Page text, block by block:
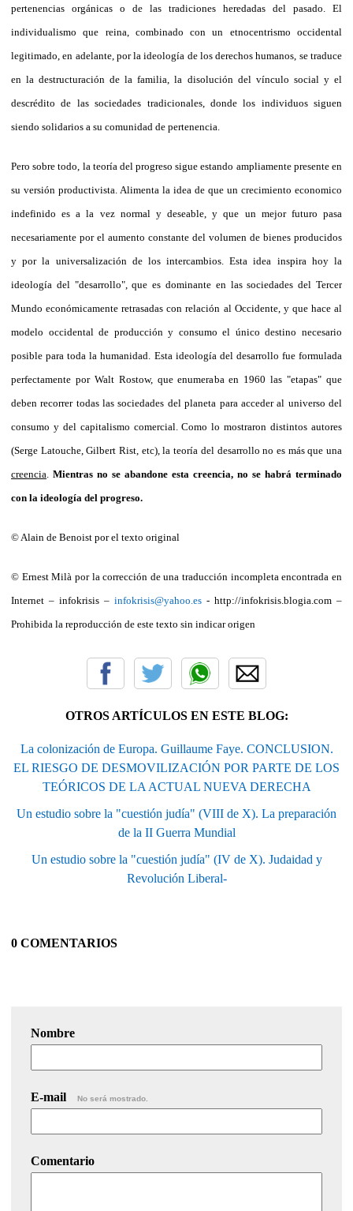
pertenencias orgánicas o de las tradiciones heredadas del pasado. El
individualismo que reina, combinado con un etnocentrismo occidental
legitimado, en adelante, por la ideología de los derechos humanos, se traduce
en la destructuración de la familia, la disolución del vínculo social y el
descrédito de las sociedades tradicionales, donde los individuos siguen
siendo solidarios a su comunidad de pertenencia.
Pero sobre todo, la teoría del progreso sigue estando ampliamente presente en
su versión productivista. Alimenta la idea de que un crecimiento economico
indefinido es a la vez normal y deseable, y que un mejor futuro pasa
necesariamente por el aumento constante del volumen de bienes producidos
y por la universalización de los intercambios. Esta idea inspira hoy la
ideología del "desarrollo", que es dominante en las sociedades del Tercer
Mundo económicamente retrasadas con relación al Occidente, y que hace al
modelo occidental de producción y consumo el único destino necesario
posible para toda la humanidad. Esta ideología del desarrollo fue formulada
perfectamente por Walt Rostow, que enumeraba en 1960 las "etapas" que
deben recorrer todas las sociedades del planeta para acceder al universo del
consumo y del capitalismo comercial. Como lo mostraron distintos autores
(Serge Latouche, Gilbert Rist, etc), la teoría del desarrollo no es más que una
creencia Mientras no se abandone esta creencia, no se habrá terminado
con la ideología del progreso.
© Alain de Benoist por el texto original
© Ernest Milà por la corrección de una traducción incompleta encontrada en
Internet – infokrisis – infokrisis@yahoo.es - http://infokrisis.blogia.com –
Prohibida la reproducción de este texto sin indicar origen
OTROS ARTÍCULOS EN ESTE BLOG:
La colonización de Europa. Guillaume Faye. CONCLUSION.
EL RIESGO DE DESMOVILIZACIÓN POR PARTE DE LOS
TEÓRICOS DE LA ACTUAL NUEVA DERECHA
Un estudio sobre la "cuestión judía" (VIII de X). La preparación
de la II Guerra Mundial
Un estudio sobre la "cuestión judía" (IV de X). Judaidad y
Revolución Liberal-
0 COMENTARIOS
Nombre
E-mail No será mostrado.
Comentario